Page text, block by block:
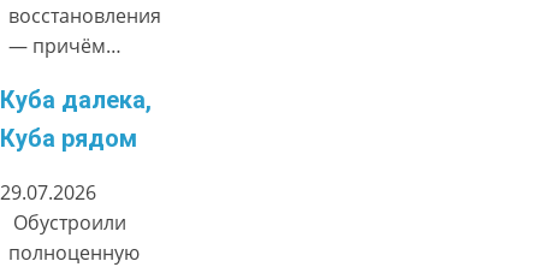
восстановления
— причём…
Куба далека,
Куба рядом
29.07.2026
Обустроили
полноценную